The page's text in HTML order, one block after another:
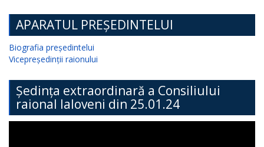
APARATUL PREȘEDINTELUI
Biografia președintelui
Vicepreședinții raionului
Ședința extraordinară a Consiliului
raional Ialoveni din 25.01.24